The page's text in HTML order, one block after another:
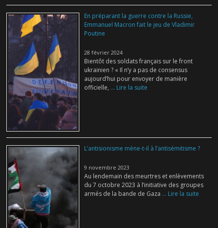
En préparant la guerre contre la Russie,
Emmanuel Macron fait le jeu de Vladimir
Poutine
28 février 2024
Bientôt des soldats français sur le front
ukrainien ? « Il n’y a pas de consensus
aujourd’hui pour envoyer de manière
officielle, ... Lire la suite
L’antisionisme mène-t-il à l’antisémitisme ?
9 novembre 2023
Au lendemain des meurtres et enlèvements
du 7 octobre 2023 à l’initiative des groupes
armés de la bande de Gaza ... Lire la suite